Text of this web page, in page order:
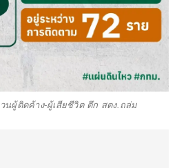
นผู้ติดค้าง-ผู้เสียชีวิต ตึก สตง.ถล่ม